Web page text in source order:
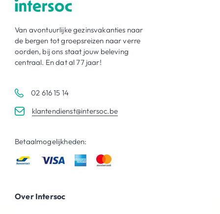
Van avontuurlijke gezinsvakanties naar
de bergen tot groepsreizen naar verre
oorden, bij ons staat jouw beleving
centraal. En dat al 77 jaar!
02 616 15 14
klantendienst@intersoc.be
Betaalmogelijkheden:
Over Intersoc